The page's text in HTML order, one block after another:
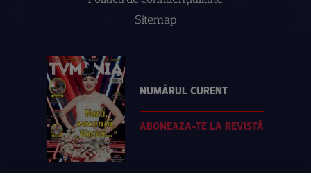
Sitemap
NUMĂRUL CURENT
ABONEAZA-TE LA REVISTĂ